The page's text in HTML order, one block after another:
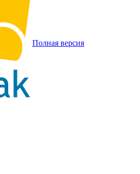
Полная версия